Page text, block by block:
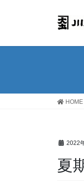
HOME
2022
夏